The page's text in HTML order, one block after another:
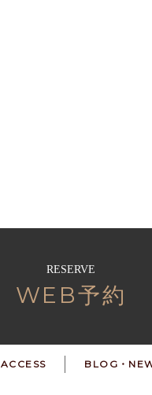
RESERVE
WEB予約
ACCESS BLOG・